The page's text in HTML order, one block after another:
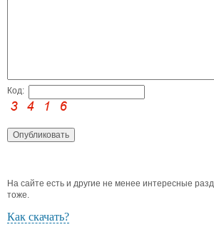
Код:
На сайте есть и другие не менее интересные
тоже.
Как скачать?